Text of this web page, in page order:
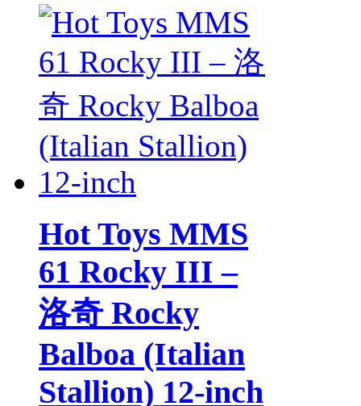
Hot Toys MMS
61 Rocky III –
洛奇 Rocky
Balboa (Italian
Stallion) 12-inch